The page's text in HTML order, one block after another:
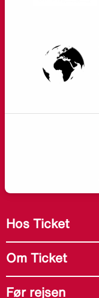
Hos Ticket
Om Ticket
Før rejsen